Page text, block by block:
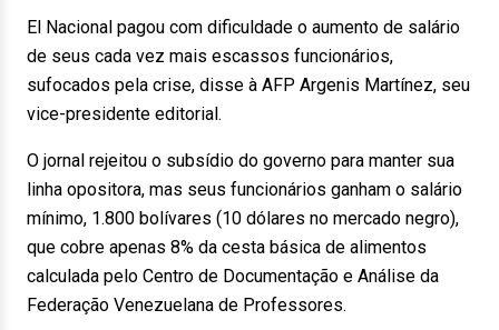
El Nacional pagou com dificuldade o aumento de salário
de seus cada vez mais escassos funcionários,
sufocados pela crise, disse à AFP Argenis Martínez, seu
vice-presidente editorial.
O jornal rejeitou o subsídio do governo para manter sua
linha opositora, mas seus funcionários ganham o salário
mínimo, 1.800 bolívares (10 dólares no mercado negro),
que cobre apenas 8% da cesta básica de alimentos
calculada pelo Centro de Documentação e Análise da
Federação Venezuelana de Professores.